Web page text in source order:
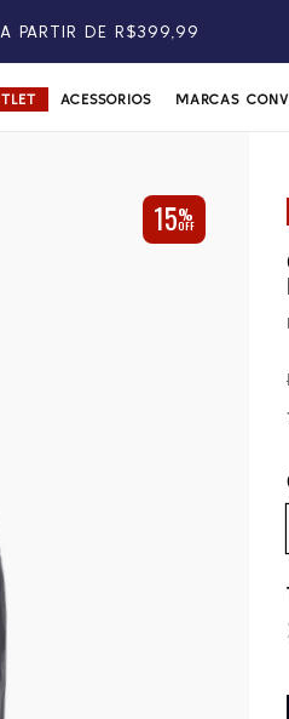
A PARTIR DE R$399,99
ACESSÓRIOS MARCAS
15%
OFF